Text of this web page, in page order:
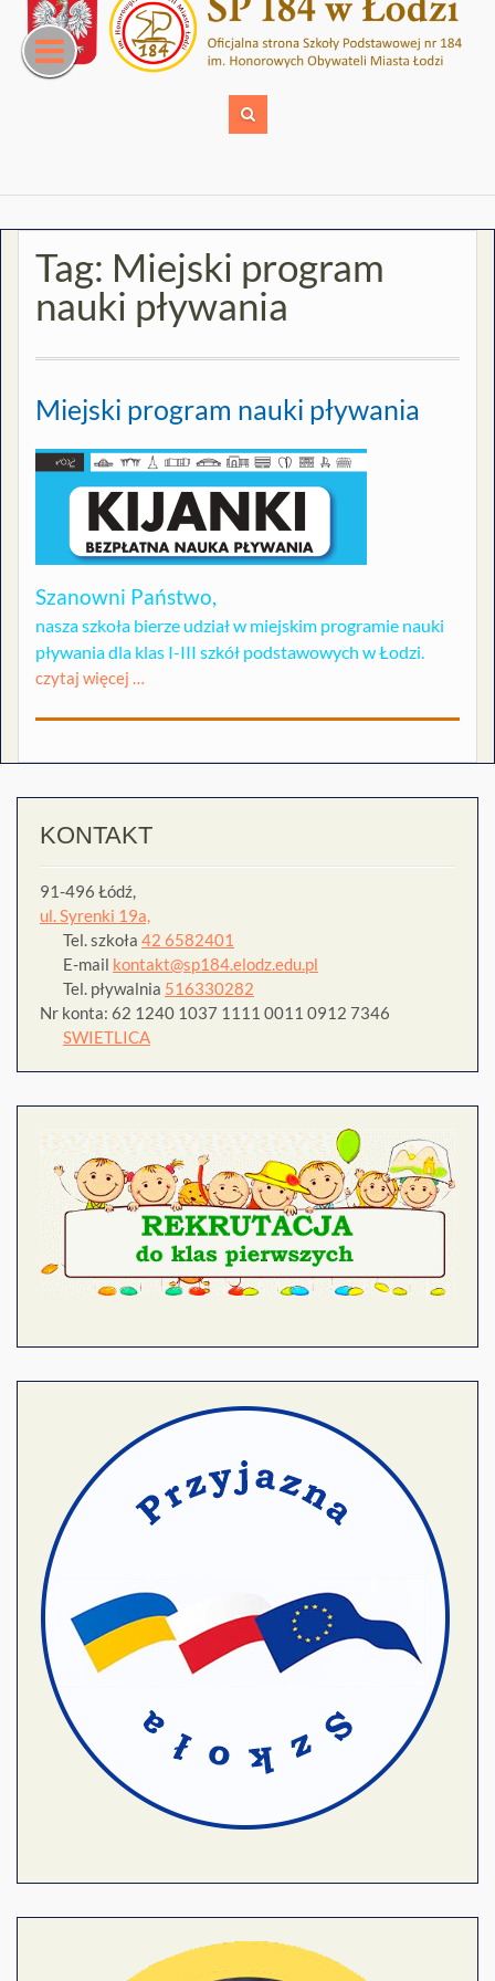
content
Tag: Miejski program
nauki pływania
Miejski program nauki pływania
Szanowni Państwo,
nasza szkoła bierze udział w miejskim programie nauki
pływania dla klas I-III szkół podstawowych w Łodzi.
czytaj więcej …
KONTAKT
91-496 Łódź,
ul. Syrenki 19a,
Tel. szkoła 42 6582401
E-mail kontakt@sp184.elodz.edu.pl
Tel. pływalnia 516330282
Nr konta: 62 1240 1037 1111 0011 0912 7346
SWIETLICA